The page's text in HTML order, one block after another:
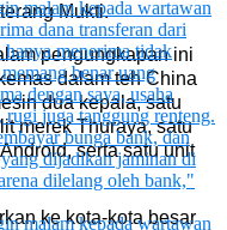
Mukti.
pengungkapan ini
dalam teh China
dua kepala, satu
merek Thuraya, satu
serta satu unit
ke kota-kota besar